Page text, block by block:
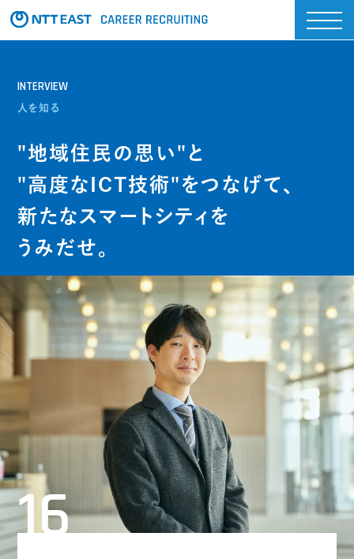
INTERVIEW
人を知る
"地域住民の思い"と
"高度なICT技術"をつなげて、
新たなスマートシティを
うみだせ。
16